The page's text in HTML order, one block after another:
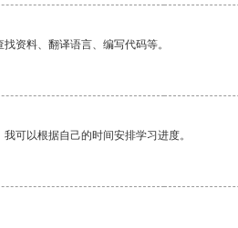
资料、翻译语言、编写代码等。
可以根据自己的时间安排学习进度。